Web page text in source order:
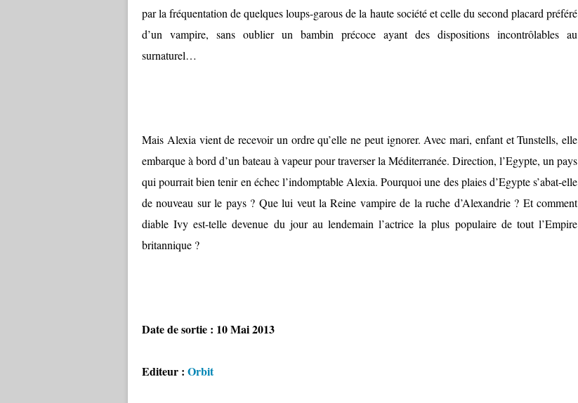
par la fréquentation de quelques loups-garous de la haute société et celle du second placard préféré
d’un vampire, sans oublier un bambin précoce ayant des dispositions incontrôlables au
surnaturel…
Mais Alexia vient de recevoir un ordre qu’elle ne peut ignorer. Avec mari, enfant et Tunstells, elle
embarque à bord d’un bateau à vapeur pour traverser la Méditerranée. Direction, l’Egypte, un pays
qui pourrait bien tenir en échec l’indomptable Alexia. Pourquoi une des plaies d’Egypte s’abat-elle
de nouveau sur le pays ? Que lui veut la Reine vampire de la ruche d’Alexandrie ? Et comment
diable Ivy est-telle devenue du jour au lendemain l’actrice la plus populaire de tout l’Empire
britannique ?
Date de sortie : 10 Mai 2013
Editeur : Orbit